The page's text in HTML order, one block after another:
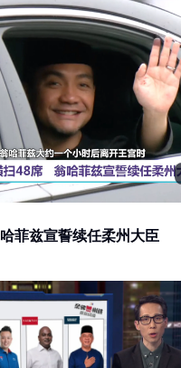
菲兹宣誓续任柔州大臣